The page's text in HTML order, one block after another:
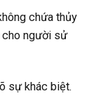
chứa thủy
cho người sử
sự khác biệt.